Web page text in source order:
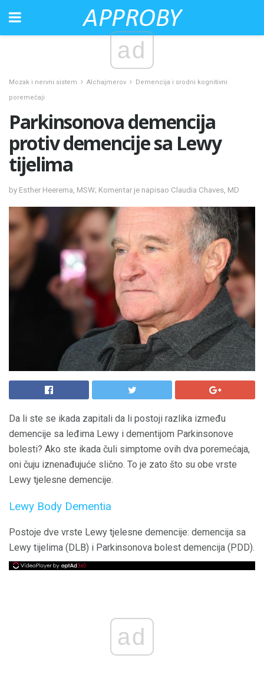
ad
Mozak i nervni sistem Alchajmerov
Demencija i srodni kognitivni
poremećaji
Parkinsonova demencija
protiv demencije sa Lewy
tijelima
by Esther Heerema, MSW; Komentar je napisao Claudia Chaves, MD
Da li ste se ikada zapitali da li postoji razlika između
demencije sa leđima Lewy i dementijom Parkinsonove
bolesti? Ako ste ikada čuli simptome ovih dva poremećaja,
oni čuju iznenađujuće slično. To je zato što su obe vrste
Lewy tjelesne demencije.
Lewy Body Dementia
Postoje dve vrste Lewy tjelesne demencije: demencija sa
Lewy tijelima (DLB) i Parkinsonova bolest demencija (PDD).
ad